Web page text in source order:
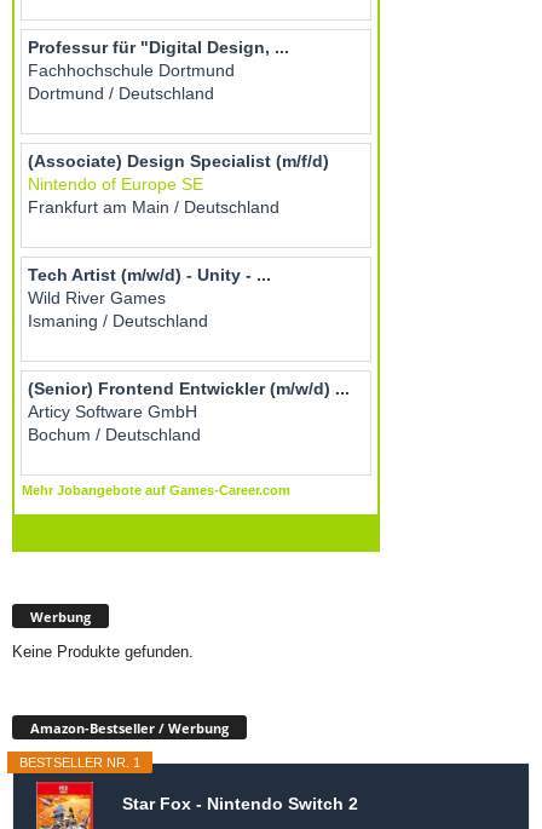
Werbung
Keine Produkte gefunden.
Amazon-Bestseller / Werbung
BESTSELLER NR. 1
Star Fox - Nintendo Switch 2